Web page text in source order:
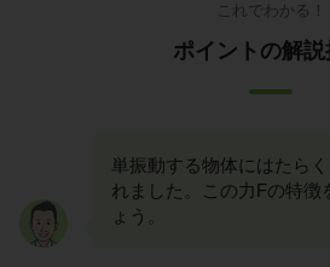
これでわかる！
ポイントの解
単振動する物体にはたら
れました。この力Fの特徴
ょう。